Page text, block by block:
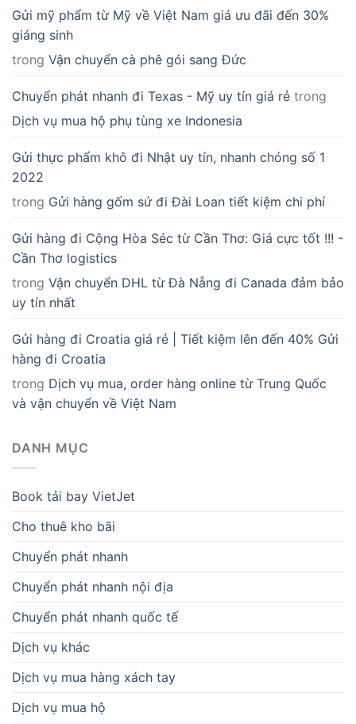
Gửi mỹ phẩm từ Mỹ về Việt Nam giá ưu đãi đến 30%
giáng sinh
trong Vận chuyển cà phê gói sang Đức
Chuyển phát nhanh đi Texas - Mỹ uy tín giá rẻ trong
Dịch vụ mua hộ phụ tùng xe Indonesia
Gửi thực phẩm khô đi Nhật uy tín, nhanh chóng số 1
2022
trong Gửi hàng gốm sứ đi Đài Loan tiết kiệm chi phí
Gửi hàng đi Cộng Hòa Séc từ Cần Thơ: Giá cực tốt !!! -
Cần Thơ logistics
trong Vận chuyển DHL từ Đà Nẵng đi Canada đảm bảo
uy tín nhất
Gửi hàng đi Croatia giá rẻ | Tiết kiệm lên đến 40% Gửi
hàng đi Croatia
trong Dịch vụ mua, order hàng online từ Trung Quốc
và vận chuyển về Việt Nam
DANH MỤC
Book tải bay VietJet
Cho thuê kho bãi
Chuyển phát nhanh
Chuyển phát nhanh nội địa
Chuyển phát nhanh quốc tế
Dịch vụ khác
Dịch vụ mua hàng xách tay
Dịch vụ mua hộ